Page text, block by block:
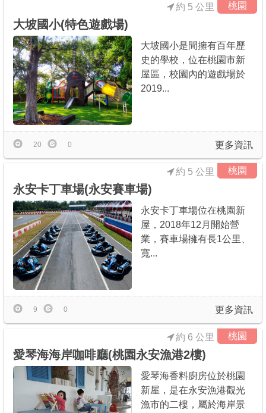
桃園
約 5 公里
大坡國小(特色遊戲場)
大坡國小是間擁有百年歷
史的學校，位在桃園市新
屋區，校園內的遊戲場於
2019...
更多資訊
20 0
桃園
約 5 公里
永安卡丁車場(永安賽車場)
永安卡丁車場位在桃園新
屋，2018年12月開始營
業，賽車場擁有長1公里、
寬...
更多資訊
9 0
桃園
約 6 公里
愛琴海海岸咖啡廳(桃園永安漁港2樓)
愛琴海香料廚房位於桃園
新屋，是在永安漁港觀光
漁市的二樓，屬於海岸景